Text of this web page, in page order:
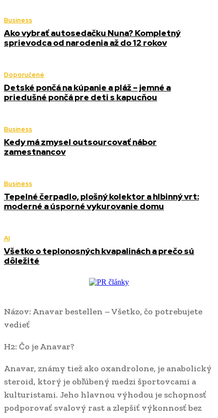
Business
Ako vybrať autosedačku Nuna? Kompletný
sprievodca od narodenia až do 12 rokov
Doporučené
Detské pončá na kúpanie a pláž – jemné a
priedušné pončá pre deti s kapucňou
Business
Kedy má zmysel outsourcovať nábor
zamestnancov
Business
Tepelné čerpadlo, plošný kolektor a hlbinný vrt:
moderné a úsporné vykurovanie domu
AI
Všetko o teplonosných kvapalinách a prečo sú
dôležité
Názov: Anavar bestellen – Všetko, čo potrebujete
vedieť
H2: Čo je Anavar?
Anavar, známy tiež ako oxandrolone, je anabolický
steroid, ktorý je obľúbený medzi športovcami a
kulturistami. Jeho hlavnou výhodou je schopnosť
podporovať svalový rast a zlepšiť výkonnosť bez